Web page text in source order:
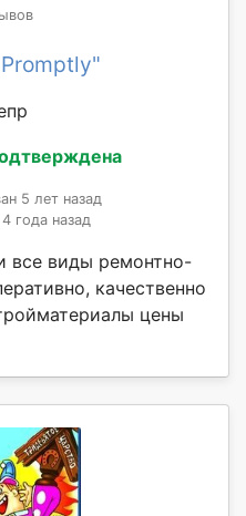
5 лет назад
года назад
все виды ремонтно-
качественно
цены